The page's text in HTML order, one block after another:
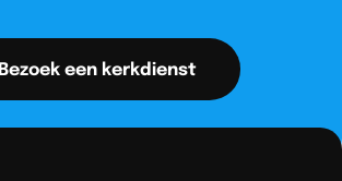
Bezoek een kerkdienst